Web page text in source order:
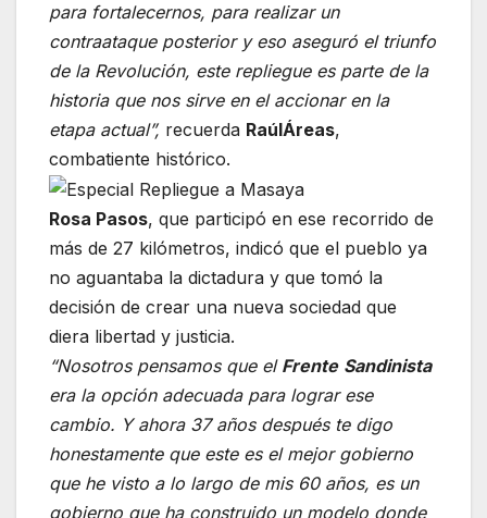
para fortalecernos, para realizar un
contraataque posterior y eso aseguró el triunfo
de la Revolución, este repliegue es parte de la
historia que nos sirve en el accionar en la
etapa actual”, recuerda RaúlÁreas,
combatiente histórico.
Rosa Pasos, que participó en ese recorrido de
más de 27 kilómetros, indicó que el pueblo ya
no aguantaba la dictadura y que tomó la
decisión de crear una nueva sociedad que
diera libertad y justicia.
“Nosotros pensamos que el Frente Sandinista
era la opción adecuada para lograr ese
cambio. Y ahora 37 años después te digo
honestamente que este es el mejor gobierno
que he visto a lo largo de mis 60 años, es un
gobierno que ha construido un modelo donde